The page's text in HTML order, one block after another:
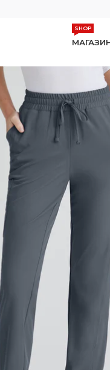
SHOP